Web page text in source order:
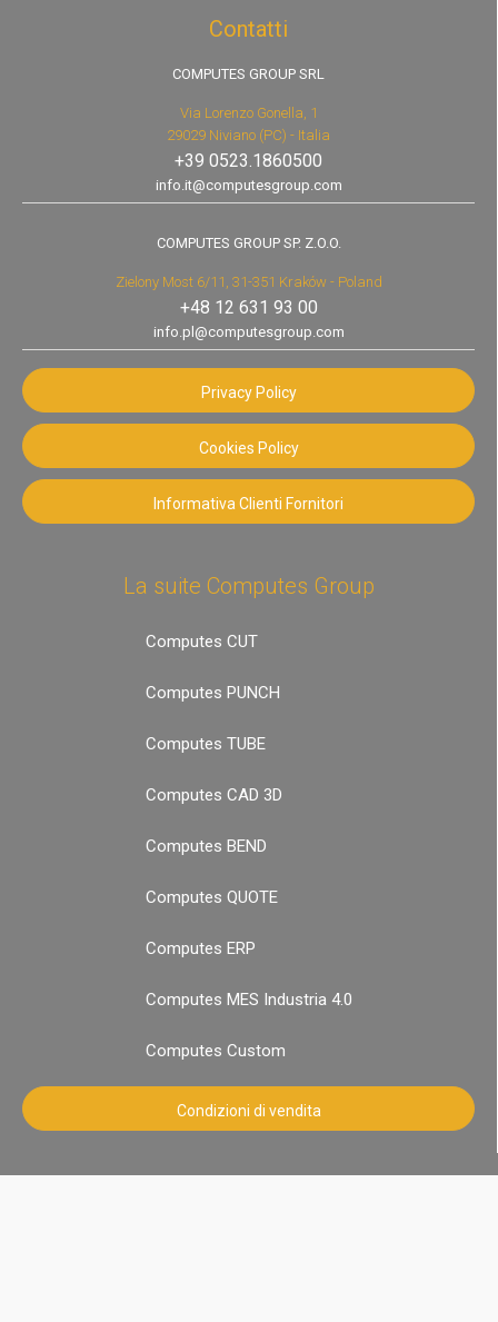
Contatti
COMPUTES GROUP SRL
Via Lorenzo Gonella, 1
29029 Niviano (PC) - Italia
+39 0523.1860500
info.it@computesgroup.com
COMPUTES GROUP SP. Z.O.O.
Zielony Most 6/11, 31-351 Kraków - Poland
+48 12 631 93 00
info.pl@computesgroup.com
Privacy Policy
Cookies Policy
Informativa Clienti Fornitori
La suite Computes Group
Computes CUT
Computes PUNCH
Computes TUBE
Computes CAD 3D
Computes BEND
Computes QUOTE
Computes ERP
Computes MES Industria 4.0
Computes Custom
Condizioni di vendita